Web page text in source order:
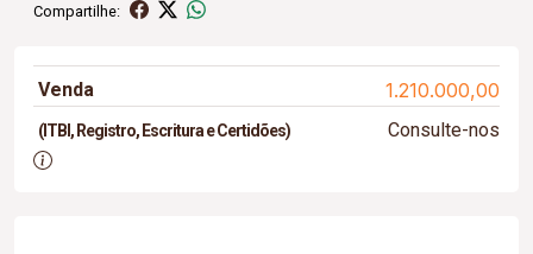
Compartilhe:
Venda 1.210.000,00
(ITBI, Registro, Escritura e Certidões) Consulte-nos